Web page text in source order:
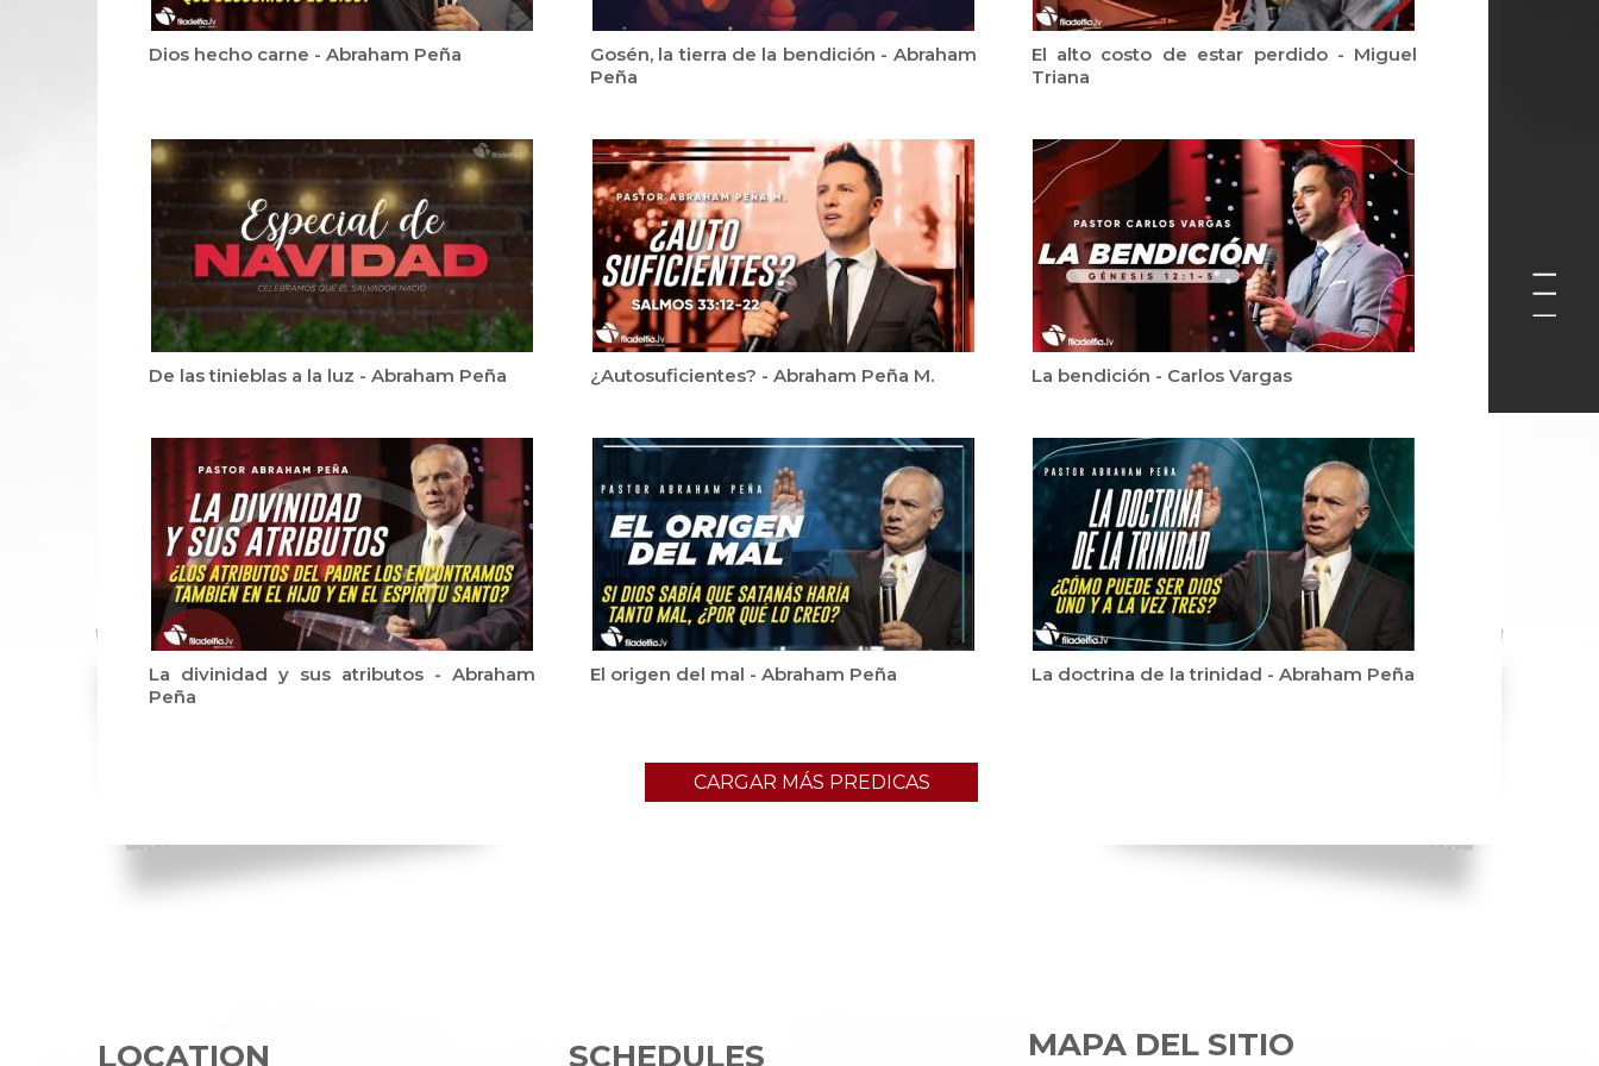
Dios hecho carne - Abraham Peña
Gosén, la tierra de la bendición - Abraham
Peña
El alto costo de estar perdido - Miguel
Triana
De las tinieblas a la luz - Abraham Peña ¿Autosuficientes? - Abraham Peña M. La bendición - Carlos Vargas
La divinidad y sus atributos - Abraham
Peña
El origen del mal - Abraham Peña La doctrina de la trinidad - Abraham Peña
CARGAR MÁS PREDICAS
LOCATION SCHEDULES MAPA DEL SITIO